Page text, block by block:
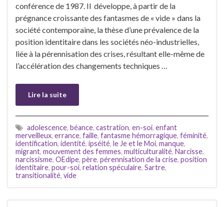
conférence de 1987. Il développe, à partir de la
prégnance croissante des fantasmes de « vide » dans la
société contemporaine, la thèse d’une prévalence de la
position identitaire dans les sociétés néo-industrielles,
liée à la pérennisation des crises, résultant elle-même de
l’accélération des changements techniques …
Lire la suite
adolescence, béance, castration, en-soi, enfant
merveilleux, errance, faille, fantasme hémorragique, féminité,
identification, identité, ipséité, le Je et le Moi, manque,
migrant, mouvement des femmes, multiculturalité, Narcisse,
narcissisme, OEdipe, père, pérennisation de la crise, position
identitaire, pour-soi, relation spéculaire, Sartre,
transitionalité, vide